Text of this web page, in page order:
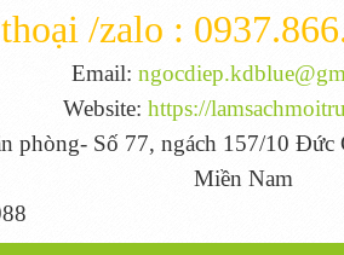
/zalo :
Email:
Website:https://
phòng- Số 77, ngách 157/10
Miền Nam